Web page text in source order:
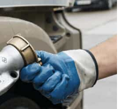
Ziel ist es
im Markt für unsere